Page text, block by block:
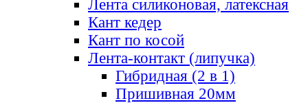
Лента силиконовая, латексная
Кант кедер
Кант по косой
Лента-контакт (липучка)
Гибридная (2 в 1)
Пришивная 20мм